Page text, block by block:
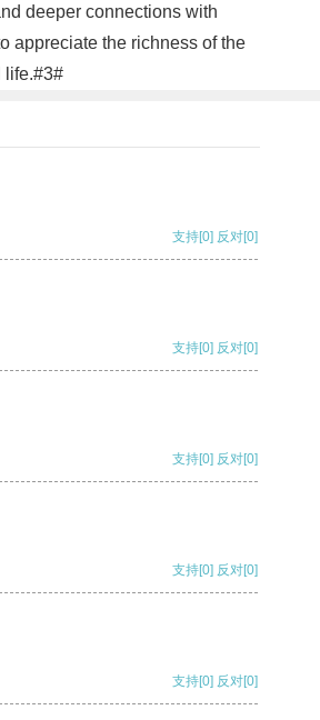
deeper connections with
appreciate the richness of the
life.#3#
支持[0] 反对[0]
支持[0] 反对[0]
支持[0] 反对[0]
支持[0] 反对[0]
支持[0] 反对[0]